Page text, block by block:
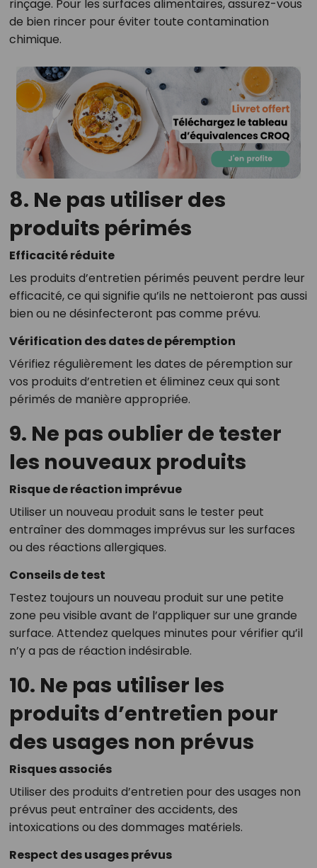
rinçage. Pour les surfaces alimentaires, assurez-vous
de bien rincer pour éviter toute contamination
chimique.
8. Ne pas utiliser des
produits périmés
Efficacité réduite
Les produits d’entretien périmés peuvent perdre leur
efficacité, ce qui signifie qu’ils ne nettoieront pas aussi
bien ou ne désinfecteront pas comme prévu.
Vérification des dates de péremption
Vérifiez régulièrement les dates de péremption sur
vos produits d’entretien et éliminez ceux qui sont
périmés de manière appropriée.
9. Ne pas oublier de tester
les nouveaux produits
Risque de réaction imprévue
Utiliser un nouveau produit sans le tester peut
entraîner des dommages imprévus sur les surfaces
ou des réactions allergiques.
Conseils de test
Testez toujours un nouveau produit sur une petite
zone peu visible avant de l’appliquer sur une grande
surface. Attendez quelques minutes pour vérifier qu’il
n’y a pas de réaction indésirable.
10. Ne pas utiliser les
produits d’entretien pour
des usages non prévus
Risques associés
Utiliser des produits d’entretien pour des usages non
prévus peut entraîner des accidents, des
intoxications ou des dommages matériels.
Respect des usages prévus